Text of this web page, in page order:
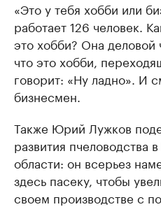
«Это у тебя хобби или
работает 126 человек.
это хобби? Она деловой
что это хобби,
говорит: «Ну ладно». И
бизнесмен.
Также Юрий Лужков
развития пчеловодства
области: он всерьез
здесь пасеку, чтобы
своем производстве с